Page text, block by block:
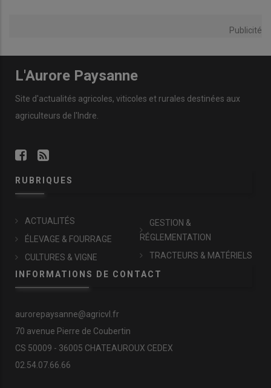
Publicité
L'Aurore Paysanne
Site d'actualités agricoles, viticoles et rurales destinées aux
agriculteurs de l'Indre.
RUBRIQUES
ACTUALITÉS
ÉLEVAGE & FOURRAGE
CULTURES & VIGNE
GESTION &
RÉGLEMENTATION
TRACTEURS & MATÉRIELS
INFORMATIONS DE CONTACT
aurorepaysanne@agricvl.fr
70 avenue Pierre de Coubertin
CS 50009 - 36005 CHATEAUROUX CEDEX
02.54.07.66.66